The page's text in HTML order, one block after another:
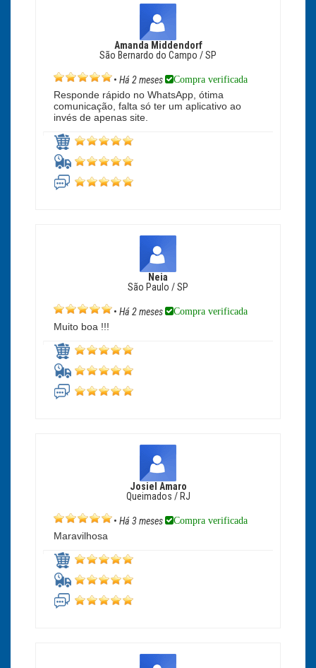
Amanda Middendorf
São Bernardo do Campo / SP
• Há 2 meses Compra verificada
Responde rápido no WhatsApp, ótima
comunicação, falta só ter um aplicativo ao
invés de apenas site.
Neia
São Paulo / SP
• Há 2 meses Compra verificada
Muito boa !!!
Josiel Amaro
Queimados / RJ
• Há 3 meses Compra verificada
Maravilhosa